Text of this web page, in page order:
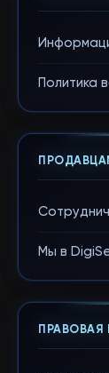
Политика
Мы в